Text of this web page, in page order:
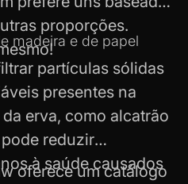
proporções.
madeira e de papel
partículas sólidas
presentes na
erva, como alcatrão
reduzir
à saúde causados
oferece um catálogo